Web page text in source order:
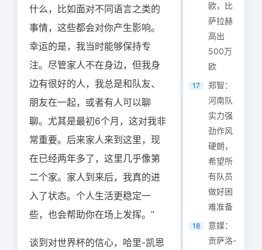
什么，比如面对不同语言之类的
事情，这些都会对你产生影响。
幸运的是，我当时能够保持专
注。尽管家人不在身边，但我身
边有很好的人，我总是和队友、
朋友在一起，或者有人可以聊
聊。尤其是最初6个月，这对我非
常重要。后来家人来到这里，现
在已经两年多了，这里几乎像第
二个家。家人到来后，我真的进
入了状态。个人生活更稳定一
些，也会帮助你在场上发挥。”
谈到对世界杯的信心，哈里-凯恩
欧，比
萨拉赫
高出
500万
欧
17
郑智：
河南队
实力强
劲作风
硬朗，
希望所
有队员
做好困
难准备
18
意媒：
贡萨洛-